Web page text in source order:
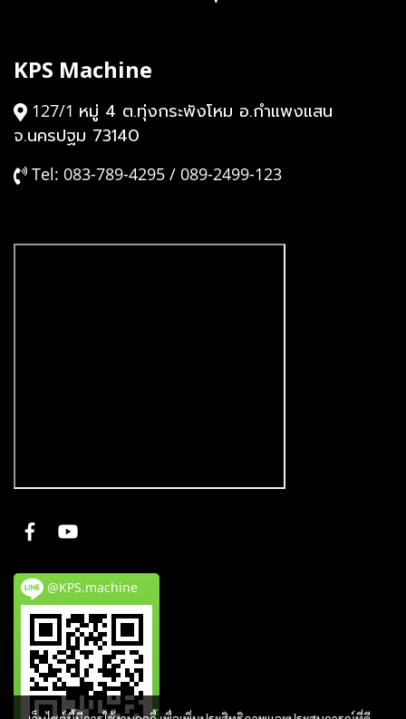
KPS Machine
127/1 หมู่ 4 ต.ทุ่งกระพังโหม อ.กำแพงแสน
จ.นครปฐม 73140
Tel: 083-789-4295 / 089-2499-123
@KPS.machine